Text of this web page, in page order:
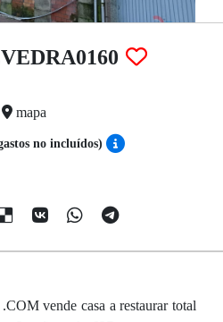
mapa
no incluídos)
vende casa a restaurar total